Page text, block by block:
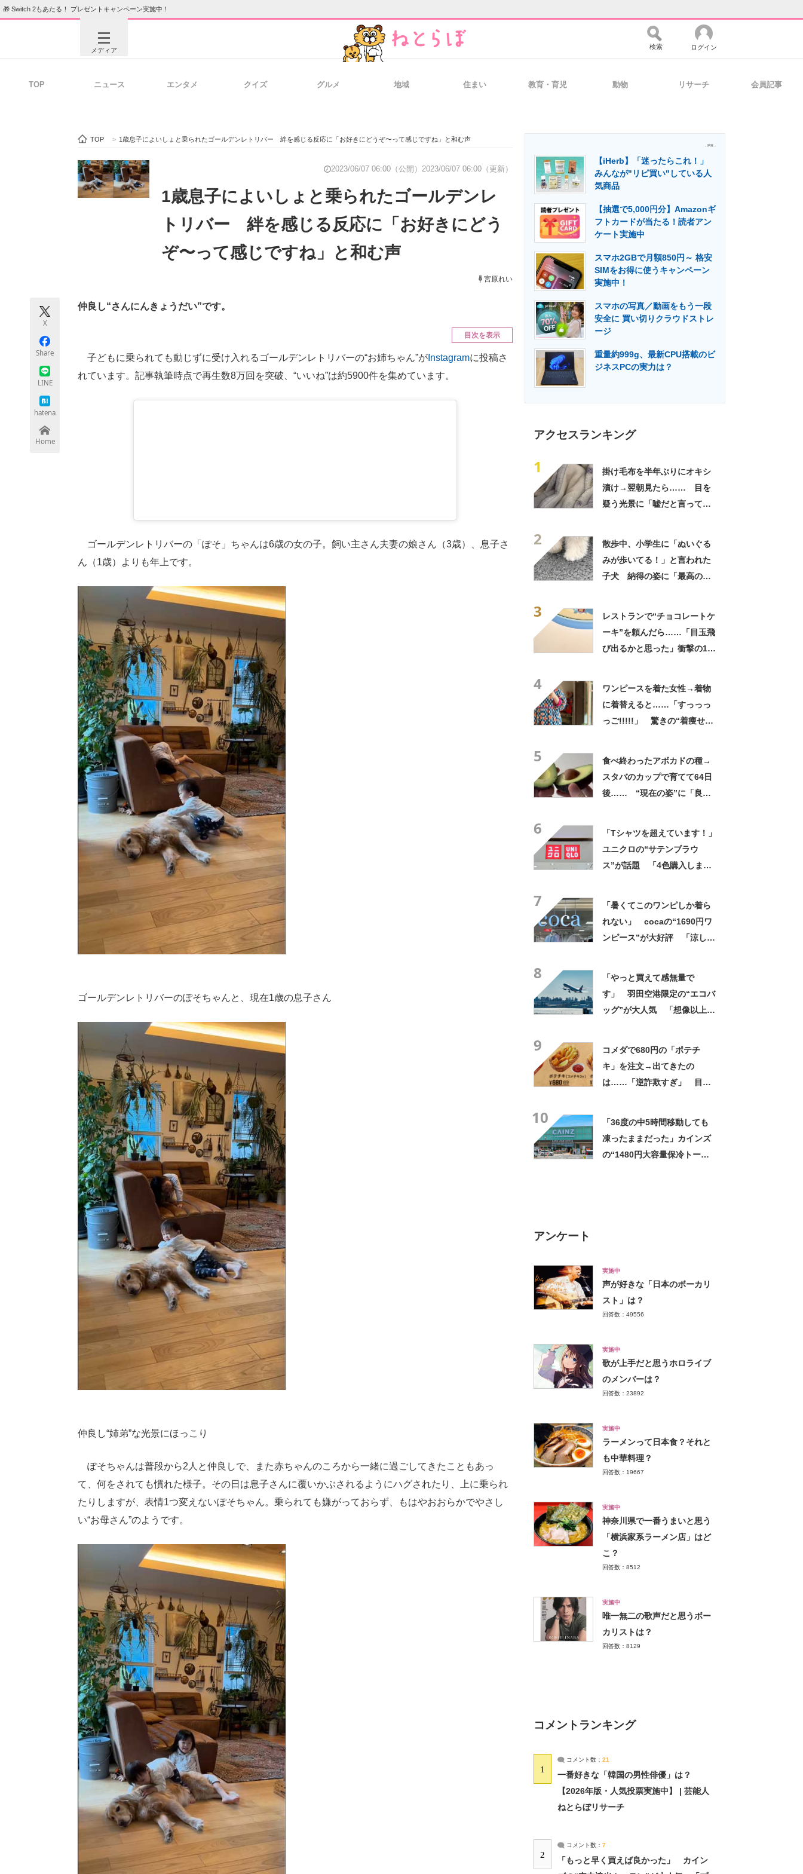
🎁 Switch 2もあたる！ プレゼントキャンペーン実施中！
メディア
ビジネスと働き方のヒント 経営リーダーのコミュニティ マーケ×ITの今がよく分かる
ITエンジニア向け専門サイト 企業向けIT製品の総合サイト IT製品の技術・比較・事例 製造業のIT導入・活用を支援
エネルギーの専門メディア 建設×テクノロジーの最前線
検索 ログイン
TOP ニュース エンタメ クイズ グルメ 地域 住まい 教育・育児 動物 リサーチ 会員記事
TOP > 1歳息子によいしょと乗られたゴールデンレトリバー 絆を感じる反応に「お好きにどうぞ〜って感じですね」と和む声
2023/06/07 06:00（公開） 2023/06/07 06:00（更新）
1歳息子によいしょと乗られたゴールデンレ
トリバー 絆を感じる反応に「お好きにどう
ぞ〜って感じですね」と和む声
宮原れい
X
Share
LINE
hatena
Home
仲良し“さんにんきょうだい”です。
目次を表示
子どもに乗られても動じずに受け入れるゴールデンレトリバーの“お姉ちゃん”が Instagramに投稿さ
れています。記事執筆時点で再生数8万回を突破、“いいね”は約5900件を集めています。
ゴールデンレトリバーの「ぽそ」ちゃんは6歳の女の子。飼い主さん夫妻の娘さん（3歳）、息子さ
ん（1歳）よりも年上です。
ゴールデンレトリバーのぽそちゃんと、現在1歳の息子さん
仲良し“姉弟”な光景にほっこり
ぽそちゃんは普段から2人と仲良しで、また赤ちゃんのころから一緒に過ごしてきたこともあっ
て、何をされても慣れた様子。その日は息子さんに覆いかぶされるようにハグされたり、上に乗られ
たりしますが、表情1つ変えないぽそちゃん。乗られても嫌がっておらず、もはやおおらかでやさし
い“お母さん”のようです。
- PR -
【iHerb】「迷ったらこれ！」
みんなが"リピ買い"している人
気商品
【抽選で5,000円分】Amazonギ
フトカードが当たる！読者アン
ケート実施中
スマホ2GBで月額850円～ 格安
SIMをお得に使うキャンペーン
実施中！
スマホの写真／動画をもう一段
安全に 買い切りクラウドストレ
ージ
重量約999g、最新CPU搭載のビ
ジネスPCの実力は？
アクセスランキング
1
掛け毛布を半年ぶりにオキシ
漬け→翌朝見たら…… 目を
疑う光景に「嘘だと言ってく
2
散歩中、小学生に「ぬいぐる
みが歩いてる！」と言われた
子犬 納得の姿に「最高の褒
3
レストランで“チョコレートケ
ーキ”を頼んだら……「目玉飛
び出るかと思った」衝撃の1皿
4
ワンピースを着た女性→着物
に着替えると……「すっっっ
っご!!!!!」 驚きの“着痩せ
5
食べ終わったアボカドの種→
スタバのカップで育てて64日
後…… “現在の姿”に「良さ
6
「Tシャツを超えています！」
ユニクロの“サテンブラウ
ス”が話題 「4色購入しまし
7
「暑くてこのワンピしか着ら
れない」 cocaの“1690円ワ
ンピース”が大好評 「涼しく
8
「やっと買えて感無量で
す」 羽田空港限定の“エコバ
ッグ”が大人気 「想像以上に
9
コメダで680円の「ポテチ
キ」を注文→出てきたの
は……「逆詐欺すぎ」 目を
10
「36度の中5時間移動しても
凍ったままだった」カインズ
の“1480円大容量保冷トー
アンケート
実施中
声が好きな「日本のボーカリ
スト」は？
回答数：49556
実施中
歌が上手だと思うホロライブ
のメンバーは？
回答数：23892
実施中
ラーメンって日本食？それと
も中華料理？
回答数：19667
実施中
神奈川県で一番うまいと思う
「横浜家系ラーメン店」はど
こ？
回答数：8512
実施中
唯一無二の歌声だと思うボー
カリストは？
回答数：8129
コメントランキング
1
コメント数： 21
一番好きな「韓国の男性俳優」は？
【2026年版・人気投票実施中】 | 芸能人
ねとらぼリサーチ
2
コメント数： 7
「もっと早く買えば良かった」 カイン